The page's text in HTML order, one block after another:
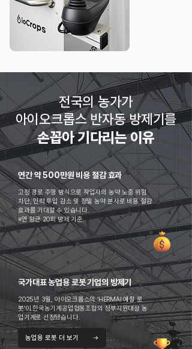
​전국의 농가가
아이오크롭스 반자동 방제기를
손꼽아 기다리는 이유
연간 약 500만원 비용 절감 효과
고정 경로 주행 방식으로 작업자의 농약 노출 위험
차단, 인력 투입 감소 및 정밀 농약 분사로 비용 절감
효과를 기대할 수 있습니다.
※연 평균 20회 방제 기준.
국가대표 농업용 로봇 기업의 방제기
2025년 3월, 아이오크롭스의 ‘HERMAI 예찰 로
봇’이 한국농기계공업협동조합의 정부지원대상 농
업기계로 선정됐습니다.
농업용 로봇 더 보기